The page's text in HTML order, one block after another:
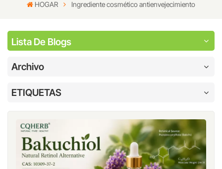
HOGAR Ingrediente cosmético antienvejecimiento
Lista De Blogs
Archivo
ETIQUETAS